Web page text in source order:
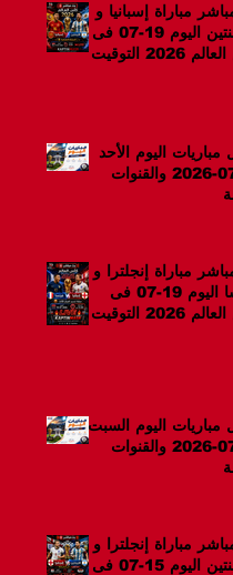
مباراة إسبانيا و
الأرجنتين اليوم 19-07 فى
كأس العالم 2026 التوقيت
اليوم الأحد
19-07-2026 والقنوات
مباراة إنجلترا و
فرنسا اليوم 19-07 فى
كأس العالم 2026 التوقيت
مباريات اليوم السبت
18-07-2026 والقنوات
مباراة إنجلترا و
الأرجنتين اليوم 15-07 فى